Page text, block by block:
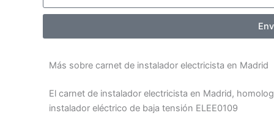
Más sobre carnet de instalador electricista en Madrid
El carnet de instalador electricista en Madrid,
instalador eléctrico de baja tensión ELEE0109